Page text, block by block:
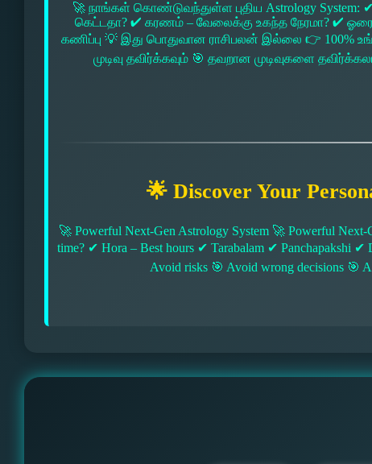
🚀 நாங்கள் கொண்டுவந்துள்ள புதிய Astrology System:
கெட்டதா? ✔ கரணம் – வேலைக்கு உகந்த நேரமா? ✔ ஓரை
கணிப்பு 💡 இது பொதுவான ராசிபலன் இல்லை 👉
முடிவு தவிர்க்கவும் 🎯 தவறான முடிவுகளை
🌟 Discover Your
🚀 Powerful Next-Gen Astrology System 🚀 Powerful
time? ✔ Hora – Best hours ✔ Tarabalam ✔ Panchapakshi
Avoid risks 🎯 Avoid wrong decisions 🎯